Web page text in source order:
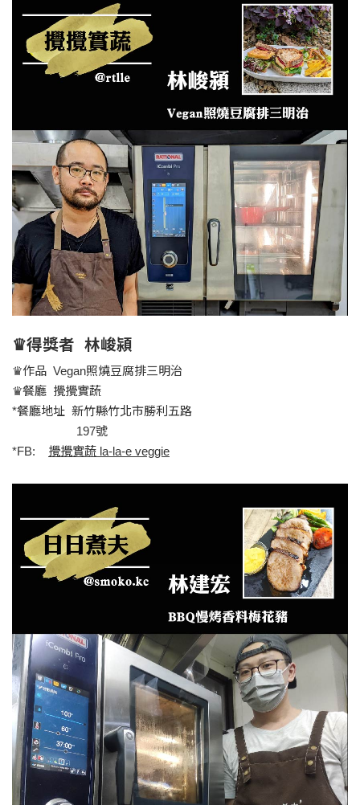
♛得獎者 林峻潁
♛作品 Vegan照燒豆腐排三明治
♛餐廳 攪攪實蔬
*餐廳地址 新竹縣竹北市勝利五路
197號
*FB: 攪攪實蔬 la-la-e veggie